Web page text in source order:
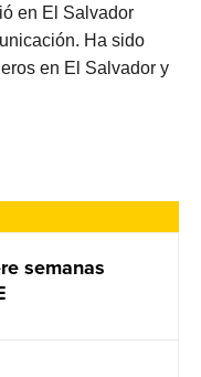
semanas
en El Salvador
Ha sido
en El Salvador y